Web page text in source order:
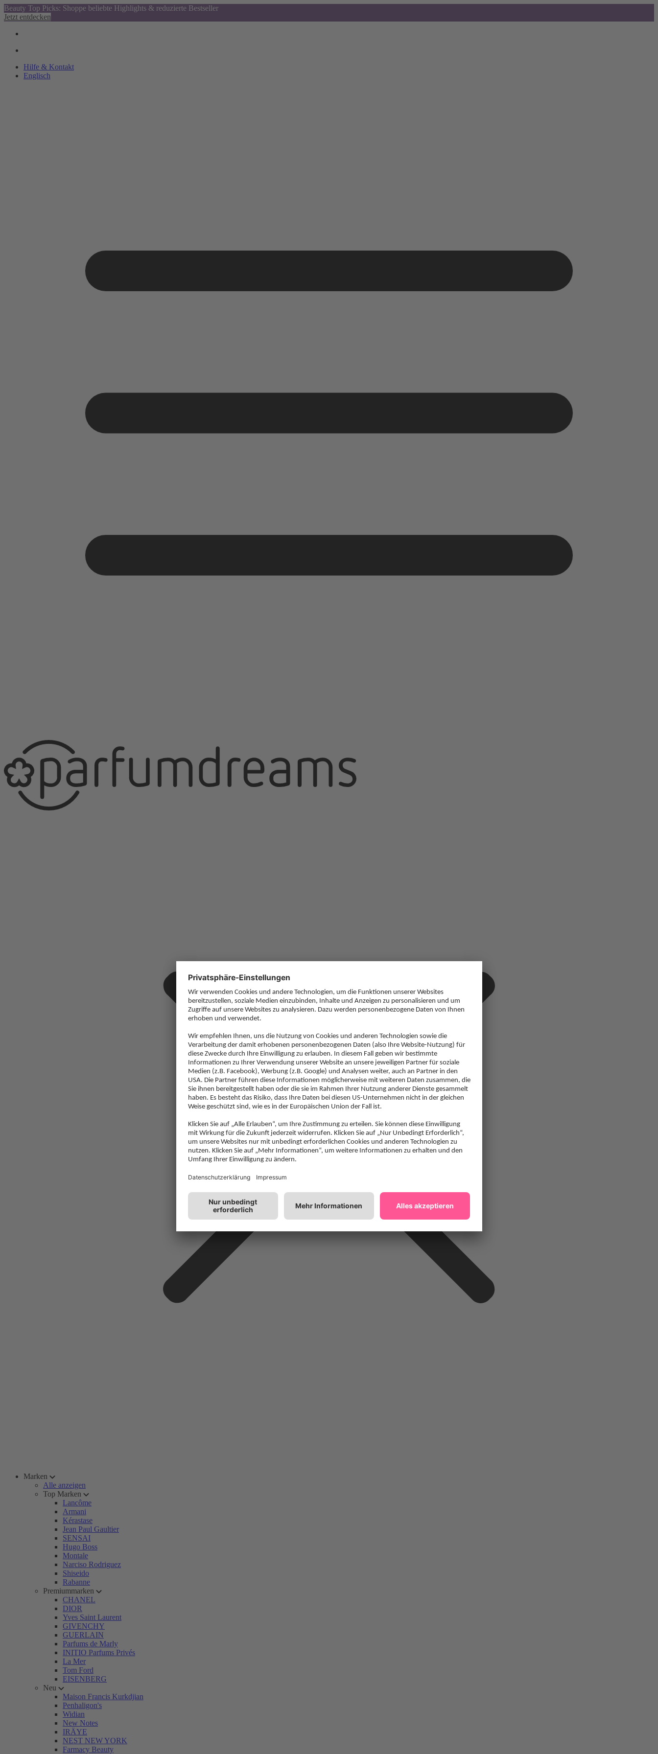
Beauty Top Picks: Shoppe beliebte Highlights & reduzierte Bestseller
Jetzt entdecken
Hilfe & Kontakt
Englisch
Marken
Alle anzeigen
Top Marken
Lancôme
Armani
Kérastase
Jean Paul Gaultier
SENSAI
Hugo Boss
Montale
Narciso Rodriguez
Shiseido
Rabanne
Premiummarken
CHANEL
DIOR
Yves Saint Laurent
GIVENCHY
GUERLAIN
Parfums de Marly
INITIO Parfums Privés
La Mer
Tom Ford
EISENBERG
Neu
Maison Francis Kurkdjian
Penhaligon's
Widian
New Notes
IRÄYE
NEST NEW YORK
Farmacy Beauty